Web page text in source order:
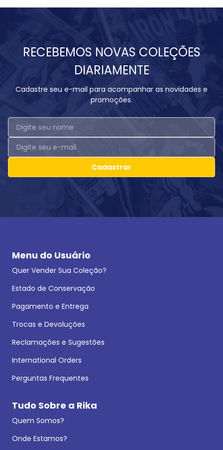
RECEBEMOS NOVAS COLEÇÕES
DIARIAMENTE
Cadastre seu e-mail para acompanhar as novidades e
promoções.
Cadastrar
Menu do Usuário
Quer Vender Sua Coleção?
Estado de Conservação
Pagamento e Entrega
Trocas e Devoluções
Reclamações e Sugestões
International Orders
Perguntas Frequentes
Tudo Sobre a Rika
Quem Somos?
Onde Estamos?